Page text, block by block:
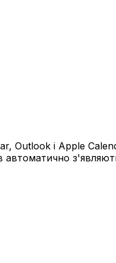
і Apple
автоматично